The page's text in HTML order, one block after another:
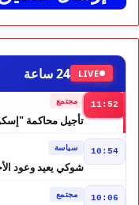
LIVE 24 ساعة
11:52 مجتمع
تأجيل محاكمة
10:54 سياسة
شوكي يعيد وعود
10:06 مجتمع